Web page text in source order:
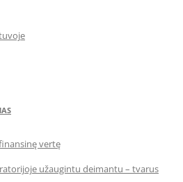
vertę
užaugintu deimantu – tvarus